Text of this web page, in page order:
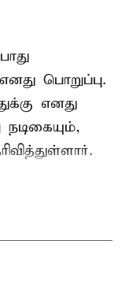
பொறுப்பு.
எனது